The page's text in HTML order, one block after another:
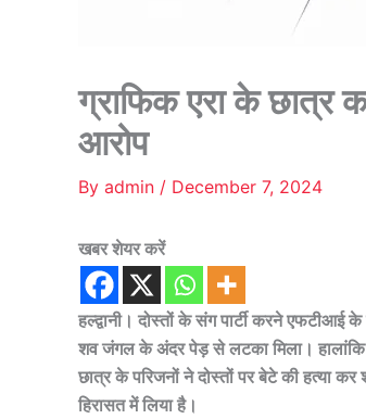
ग्राफिक एरा के छात्र
आरोप
By admin / December 7, 2024
खबर शेयर करें
हल्द्वानी। दोस्तों के संग पार्टी करने एफटीआई
शव जंगल के अंदर पेड़ से लटका मिला।
छात्र के परिजनों ने दोस्तों पर बेटे की हत्या
हिरासत में लिया है।